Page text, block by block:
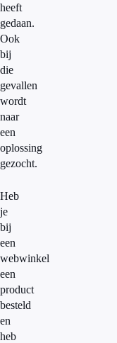
heeft
gedaan.
Ook
bij
die
gevallen
wordt
naar
een
oplossing
gezocht.
Heb
je
bij
een
webwinkel
een
product
besteld
en
heb